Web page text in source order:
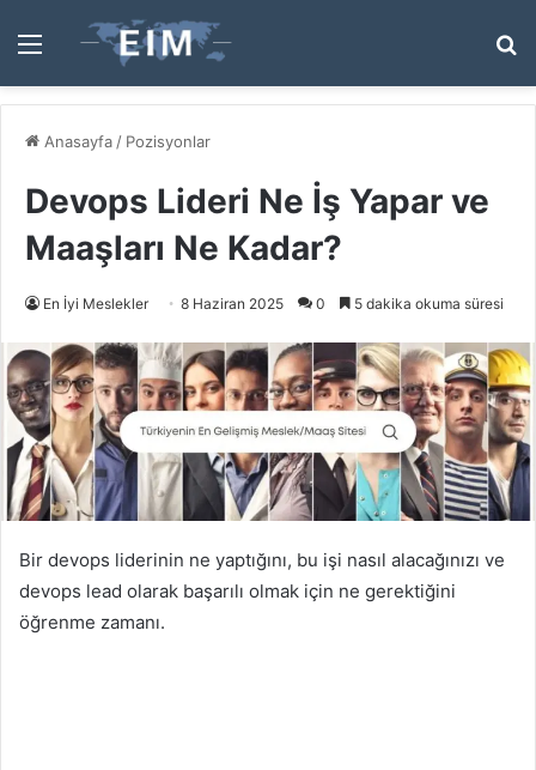
Menü
...
Anasayfa / Pozisyonlar
Devops Lideri Ne İş Yapar ve
Maaşları Ne Kadar?
En İyi Meslekler 8 Haziran 2025 0 5 dakika okuma süresi
Bir devops liderinin ne yaptığını, bu işi nasıl alacağınızı ve
devops lead olarak başarılı olmak için ne gerektiğini
öğrenme zamanı.